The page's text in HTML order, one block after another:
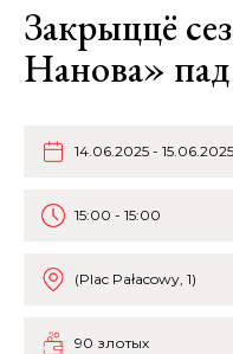
Закрыццё
Нанова»
14.06.2025 - 15.06.2025
15:00 - 15:00
(Plac Pałacowy, 1)
90 злотых